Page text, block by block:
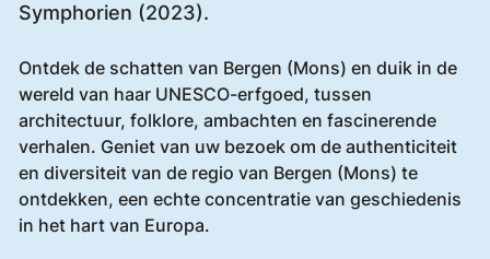
Symphorien (2023).
Ontdek de schatten van Bergen (Mons) en duik in de
wereld van haar UNESCO-erfgoed, tussen
architectuur, folklore, ambachten en fascinerende
verhalen. Geniet van uw bezoek om de authenticiteit
en diversiteit van de regio van Bergen (Mons) te
ontdekken, een echte concentratie van geschiedenis
in het hart van Europa.